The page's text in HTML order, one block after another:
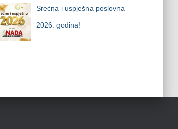
Srećna i uspješna poslovna
2026. godina!